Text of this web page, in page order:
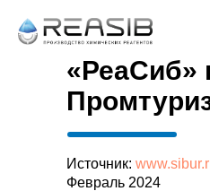
«РеаСиб»
Источник:
Февраль 2024